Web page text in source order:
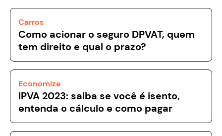
Carros
Como acionar o seguro DPVAT, quem
tem direito e qual o prazo?
Economize
IPVA 2023: saiba se você é isento,
entenda o cálculo e como pagar